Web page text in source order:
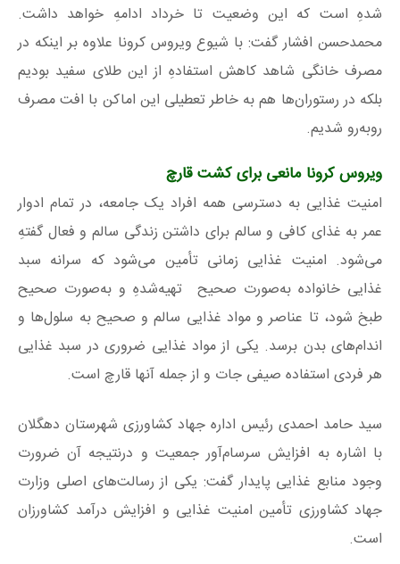
شدهِ است که این وضعیت تا خرداد ادامهِ خواهد داشت.
محمدحسن افشار گفت: با شیوع ویروس کرونا علاوه بر اینکه در
مصرف خانگی شاهد کاهش استفادهِ از این طلای سفید بودیم
بلکه در رستوران‌ها هم به خاطر تعطیلی این اماکن با افت مصرف
روبه‌رو شدیم.
ویروس کرونا مانعی برای کشت قارچ
امنیت غذایی به دسترسی همه افراد یک جامعه، در تمام ادوار
عمر به غذای کافی و سالم برای داشتن زندگی سالم و فعال گفتهِ
می‌شود. امنیت غذایی زمانی تأمین می‌شود که سرانه سبد
غذایی خانواده به‌صورت صحیح تهیه‌شدهِ و به‌صورت صحیح
طبخ شود، تا عناصر و مواد غذایی سالم و صحیح به سلول‌ها و
اندام‌های بدن برسد. یکی از مواد غذایی ضروری در سبد غذایی
هر فردی استفاده صیفی جات و از جمله آنها قارچ است.
سید حامد احمدی رئیس اداره جهاد کشاورزی شهرستان دهگلان
با اشاره به افزایش سرسام‌آور جمعیت و درنتیجه آن ضرورت
وجود منابع غذایی پایدار گفت: یکی از رسالت‌های اصلی وزارت
جهاد کشاورزی تأمین امنیت غذایی و افزایش درآمد کشاورزان
است.